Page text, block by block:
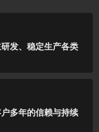
发、稳定生产各类
多年的信赖与持续